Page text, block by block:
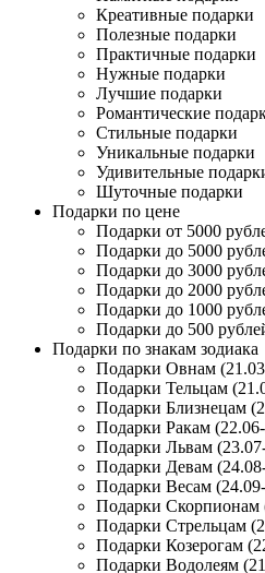
Креативные подарки
Полезные подарки
Практичные подарки
Нужные подарки
Лучшие подарки
Романтические
Стильные подарки
Уникальные подарки
Удивительные
Шуточные подарки
Подарки по цене
Подарки от 5000
Подарки до 5000
Подарки до 3000
Подарки до 2000
Подарки до 1000
Подарки до 500
Подарки по знакам зодиака
Подарки Овнам
Подарки Тельцам
Подарки Близнецам
Подарки Ракам
Подарки Львам
Подарки Девам
Подарки Весам
Подарки Скорпионам
Подарки Стрельцам
Подарки Козерогам
Подарки Водолеям